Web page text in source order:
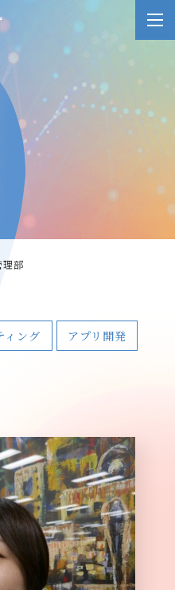
理部
ィング アプリ開発